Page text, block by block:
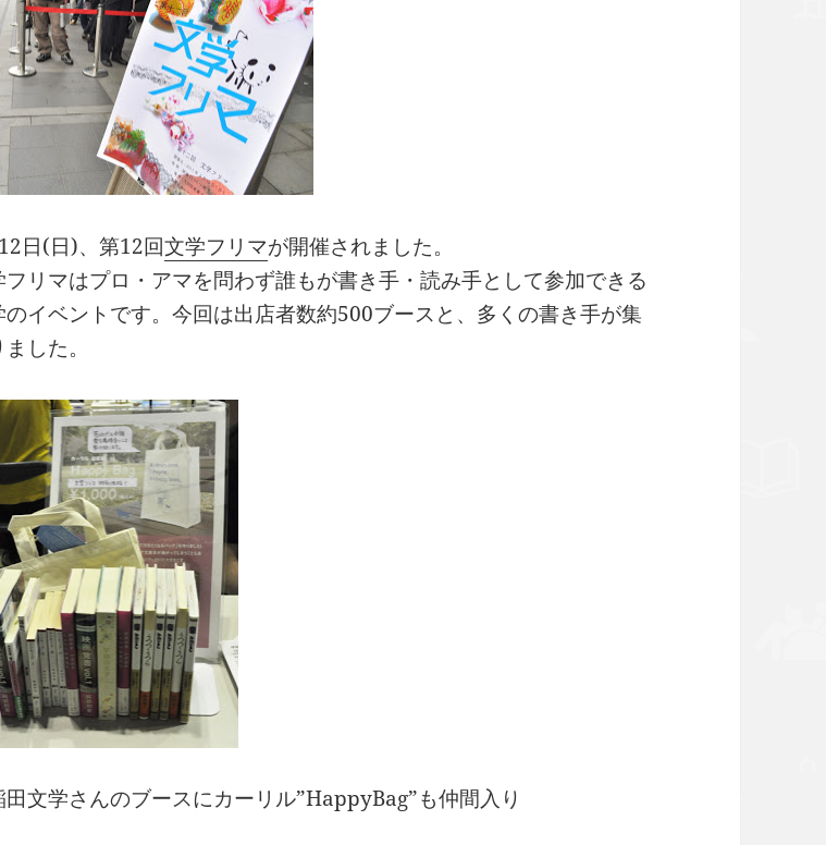
日(日)、第12回文学フリマが開催されました。
フリマはプロ・アマを問わず誰もが書き手・読み手として参加できる
のイベントです。今回は出店者数約500ブースと、多くの書き手が集
した。
田文学さんのブースにカーリル”HappyBag”も仲間入り